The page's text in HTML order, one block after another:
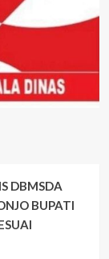
DBMSDA
BUPATI